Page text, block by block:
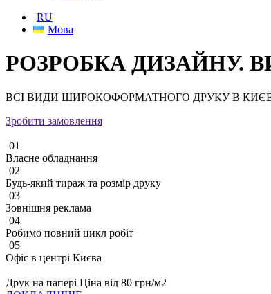
RU
Мова
РОЗРОБКА ДИЗАЙНУ.
ВСІ ВИДИ ШИРОКОФОРМАТНОГО ДРУКУ В
Зробити замовлення
01
Власне обладнання
02
Будь-який тираж та розмір друку
03
Зовнішня реклама
04
Робимо повний цикл робіт
05
Офіс в центрі Києва
Друк на папері Ціна від 80 грн/м2